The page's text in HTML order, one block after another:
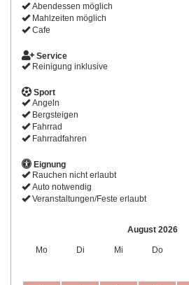
Abendessen möglich
Mahlzeiten möglich
Cafe
Service
Reinigung inklusive
Sport
Angeln
Bergsteigen
Fahrrad
Fahrradfahren
Eignung
Rauchen nicht erlaubt
Auto notwendig
Veranstaltungen/Feste erlaubt
August 2026
Mo Di Mi Do